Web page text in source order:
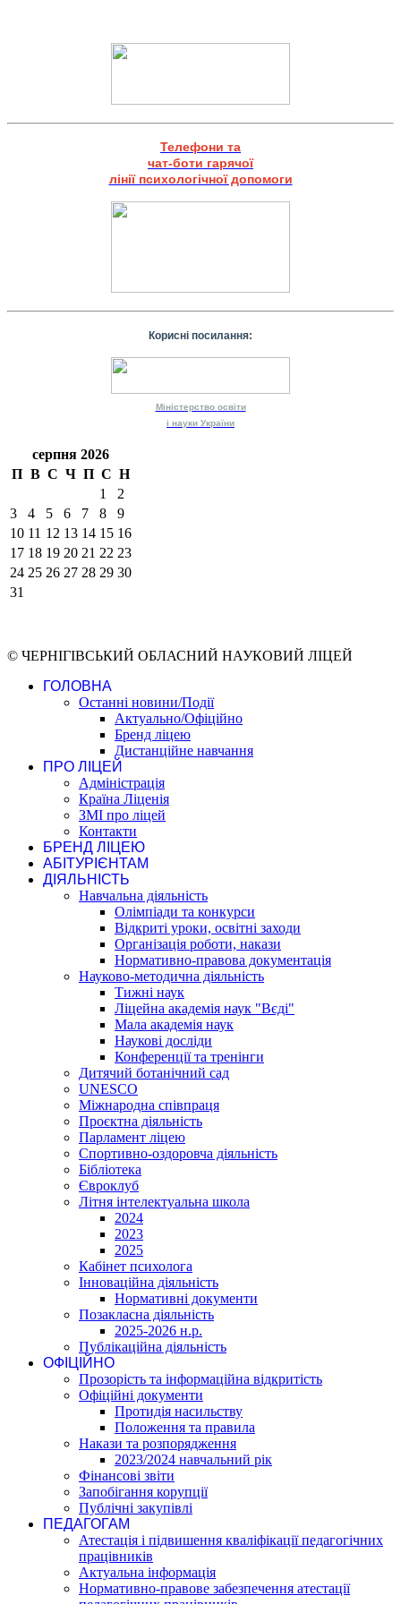
Телефони та
чат-боти гарячої
лінії психологічної допомоги
Корисні посилання:
Міністерство освіти
і науки України
серпня 2026
П В С Ч П С Н
1
2
3
4 5 6 7 8
9
10 11 12 13 14 15 16
17 18 19 20 21 22 23
24 25 26 27 28 29 30
31
© ЧЕРНІГІВСЬКИЙ ОБЛАСНИЙ НАУКОВИЙ ЛІЦЕЙ
ГОЛОВНА
Останні новини/Події
Актуально/Офіційно
Бренд ліцею
Дистанційне навчання
ПРО ЛІЦЕЙ
Адміністрація
Країна Ліценія
ЗМІ про ліцей
Контакти
БРЕНД ЛІЦЕЮ
АБІТУРІЄНТАМ
ДІЯЛЬНІСТЬ
Навчальна діяльність
Олімпіади та конкурси
Відкриті уроки, освітні заходи
Організація роботи, накази
Нормативно-правова документація
Науково-методична діяльність
Тижні наук
Ліцейна академія наук "Вєді"
Мала академія наук
Наукові досліди
Конференції та тренінги
Дитячий ботанічний сад
UNESCO
Міжнародна співпраця
Проєктна діяльність
Парламент ліцею
Спортивно-оздоровча діяльність
Бібліотека
Євроклуб
Літня інтелектуальна школа
2024
2023
2025
Кабінет психолога
Інноваційна діяльність
Нормативні документи
Позакласна діяльність
2025-2026 н.р.
Публікаційна діяльність
ОФІЦІЙНО
Прозорість та інформаційна відкритість
Офіційні документи
Протидія насильству
Положення та правила
Накази та розпорядження
2023/2024 навчальний рік
Фінансові звіти
Запобігання корупції
Публічні закупівлі
ПЕДАГОГАМ
Атестація і підвишення кваліфікації педагогічних
працівників
Актуальна інформація
Нормативно-правове забезпечення атестації